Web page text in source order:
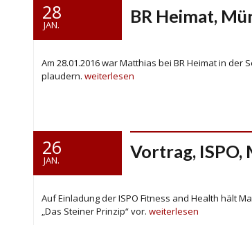
28
JAN. BR Heimat,
Am 28.01.2016 war Matthias bei BR Heimat in
plaudern. weiterlesen
26
JAN. Vortrag, ISPO,
Auf Einladung der ISPO Fitness and Health hält
„Das Steiner Prinzip“ vor. weiterlesen